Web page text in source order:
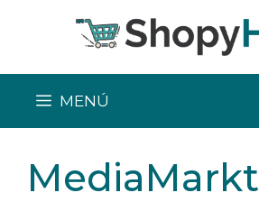
MENÚ
MediaMarkt